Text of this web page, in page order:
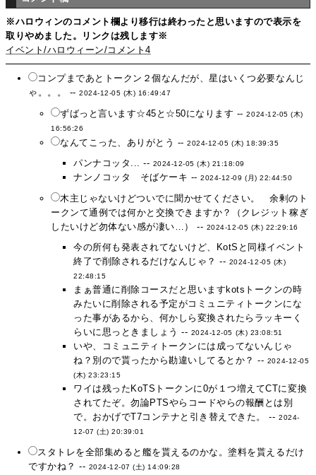
※ハロウィンのコメント欄より移行は終わったと思いますので表示を
取りやめました。リンクは残します※
イベント/ハロウィーン/コメント4
コンプまであとトークン２個なんだが、星はいくつ必要なんじ
ゃ。。。 --2024-12-05 (木) 16:49:47
ずばっと言います☆45と☆50になります --2024-12-05 (木)
16:56:26
なんてこった、ありがとう --2024-12-05 (木) 18:39:35
パンナコッタ... -- 2024-12-05 (木) 21:18:09
ナンノコッタ そばケーキ --2024-12-09 (月) 22:44:50
木主じゃないけどついでに聞かせてください。 余剰のト
ークンて通例では何かと交換できますか？（クレジット稼ぎ
したいけど勿体ない感が凄い…） -- 2024-12-05 (木) 22:29:16
今の所何も発表されてないけど、KotSと同様イベント
終了で削除されるだけなんじゃ？ -- 2024-12-05 (木)
22:48:15
まぁ普通に削除コースだと思いますkotsトークンの時
みたいに削除される予定がコミュニティトークンにな
った事があるから、何かしら変換されたらラッキーく
らいに思っときましょう -- 2024-12-05 (木) 23:08:51
いや、コミュニティトークンには成ってないんじゃ
ね？別ので貰ったから勘違いしてるとか？ -- 2024-12-05
(木) 23:23:15
ワイは残ったKoTSトークンに0が１つ増えてCTに変換
されてたぞ。勿論PTSやらコードやらの報酬とは別
で。おかげでT7コンテナと引き替えできた。 -- 2024-
12-07 (土) 20:39:01
スタトレを全部集めると艦を貰えるのかな。塗料を貰えるだけ
ですかね？ -- 2024-12-07 (土) 14:09:28